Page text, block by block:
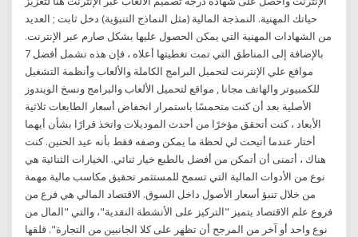
حياتك المهنية. النمذجة المالية (مثل النماذج التنبؤية) دخل ثابت ; العديد
من الشهادات المهنية التي يمكن الحصول عليها بشكل صارم عبر الإنترنت.
بالإضافة إلى المناطق التي تمت تغطيتها أعلاه ، فإن هذه تشمل أفضل 7
مواقع علي الإنترنت لتحميل البرامج الكاملة والألعاب وأنظمة التشغيل
للكمبيوتر والهاتف مجانا , مواقع لتحميل الألعاب والبرامج ونسخ الويندوز
الأصلية بعد أن كنت متحمسًا باستمرار انخفاض أسعار الطابعات ثلاثية
الأبعاد ، كنت أتحقق مؤخرًا من أحدث الموديلات واتخذ قرارًا بشأن أيهما
أختار عندما أتيحت لي لحظة ما يمكن وصفه فقط بأنه عيد الحنين. كنت
هناك ، أتمنى أن أتمكن من أفضل بالطبع خيار ثنائي. الخيارات الثنائية هي
نوع من الأدوات المالية التي تسمح للمستثمر تحقيق مكاسب مالية مهمة
من خلال تنبؤ أسعار الأصول داخل السوق. الاقتصاد المالي هي فرع من
فروع علم الاقتصاد يتميز "التركيز على الأنشطة النقدية"، والتي "المال من
نوع واحد أو آخر من المرجح أن تظهر على كلا الجانبين من التجارة". قلقها